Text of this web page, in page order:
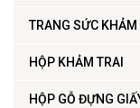
TRANG SỨC
HỘP KHẢM TRAI
HỘP GỖ ĐỰNG